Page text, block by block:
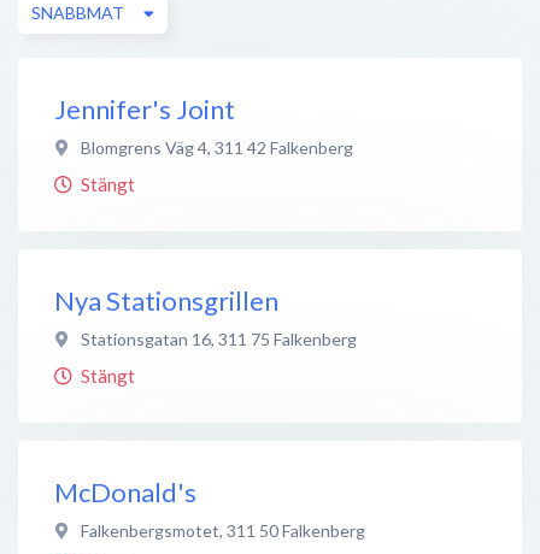
SNABBMAT
Jennifer's Joint
Blomgrens Väg 4, 311 42 Falkenberg
Stängt
Nya Stationsgrillen
Stationsgatan 16, 311 75 Falkenberg
Stängt
McDonald's
Falkenbergsmotet, 311 50Falkenberg